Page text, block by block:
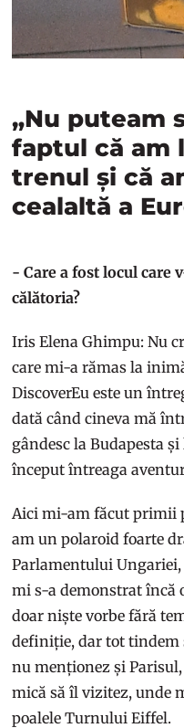
„Nu puteam
faptul că am
trenul și că
cealaltă a
- Care a fost locul care
călătoria?
Iris Elena Ghimpu: Nu
care mi-a rămas la
DiscoverEu este un
dată când cineva mă
gândesc la Budapesta
început întreaga
Aici mi-am făcut primii
am un polaroid foarte
Parlamentului
mi s-a demonstrat încă
doar niște vorbe fără
definiție, dar tot tindem
nu menționez și
mică să îl vizitez, unde
poalele Turnului Eiffel.